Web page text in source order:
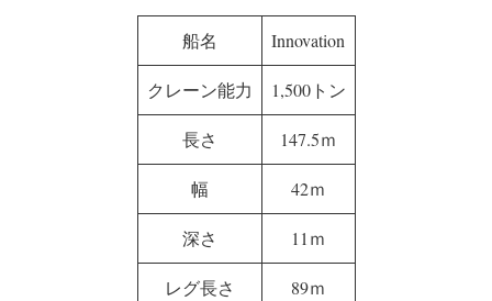
船名 Innovation
クレーン能力 1,500トン
長さ 147.5ｍ
幅 42ｍ
深さ 11ｍ
レグ長さ 89ｍ